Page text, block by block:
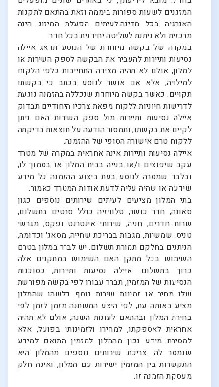
המזגנים לשעות ספורות ביממה וזאת בהתאם לתקנות
האנרגיה בכל מדינה.לעיתים הפעלת המיזוג הינה
מרכזית ולא ניתנת לשליטה יחידנית בכל חדר.
במקרה של בקשה מיוחדת של הנוסע תדאג איילה
נסיעות ותיירות להעביר את הבקשה לספק השירות או
למלון, אולם לא תהיה מצידה התחייבות כלפי הלקוח
למילויה, אלא אם אושר לנוסע בכתב כי בקשתו
תקויים. כאשר בקשה מיוחדת שנכללה בהזמנה נוגעת
לדרישות חיוניות ללקוח מפאת צרכיו היחודיים תבדוק
איילה נסיעות ותיירות מול ספק השירות האם ניתן
לקיים את בקשתו, ותמסור הודעה על תוצאות בדיקתה
ללקוח טרם אישורה הסופי של ההזמנה.
איילה נסיעות ותיירות אינה אחראית במקרה של מטרד
עקב שיפוצים ו/או בנייה בבית המלון או בסמוך לו,
ובלבד שמסרה לנוסע בעת ביצוע ההזמנה כל מידע
שידעה או שהיה עליה לדעת אודות המטרד כאמור.
בתי המלון מציעים לעיתים שירותים נוספים כגון
סאונה, חדר כושר, טלוויזיה כולל סרטים בתשלום,
שרות חדרים, חניה, שירותי אינטרנט ופקס, מגרשי
טניס, שמשיות, מגבות בבריכת שחייה, מסאג' וכדומה,
הניתנים בחלקם תמורת תשלום. יש לברר במלון בטרם
השימוש בכל מתקן האם השימוש במתקנים אלה
כרוך בתשלום. איילה נסיעות ותיירות, כסוכנות
הנסיעות של המזמין, תברר עבורו לפי בקשה מפורשת
שלו מחיר או זמינות שירות נוסף כלשהו שהמלון
מציע באותה עת, לפי היצע המשתנה מזמן לזמן לפי
בחירת המלון ובהתאם לעונות השנה, אולם לא תהיה
אחראית לאספקתו, למחירו ולזמינותו בפועל, אלא
למסירת מידע נכון מהמלון למזמין התואם למידע
שנמסר לה. צריכת שירותים נוספים מהמלון היא
התקשרות בין המזמין ישירות עם המלון, ואינה חלק
מעסקת הזמנה זו.